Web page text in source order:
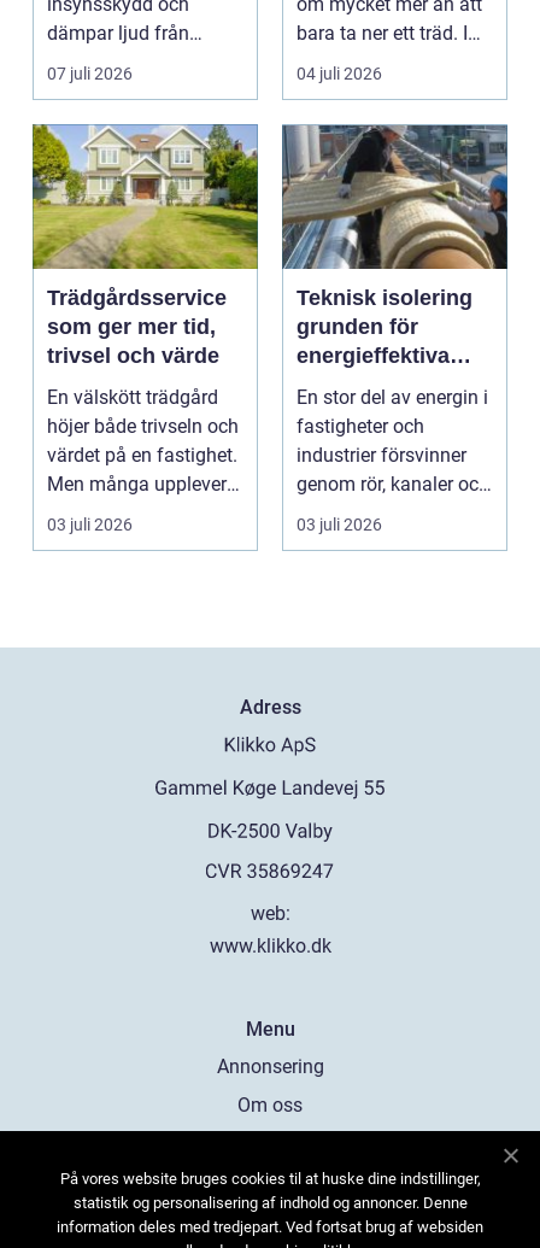
dämpar ljud från
vägen. Samtidigt kan
häck...
07 juli 2026
bara ta ner ett träd. I
e...
04 juli 2026
Trädgårdsservice
som ger mer tid,
trivsel och värde
En välskött trädgård
höjer både trivseln och
värdet på en fastighet.
Men många upplever
att tiden, o...
03 juli 2026
Teknisk isolering
grunden för
energieffektiva
och säkra
byggnader
En stor del av energin i
fastigheter och
industrier försvinner
genom rör, kanaler och
tekniska insta...
03 juli 2026
Adress
web:
www.klikko.dk
Menu
Annonsering
Om oss
Kontakta oss
Sitemap
På vores website bruges cookies til at huske dine indstillinger,
statistik og personalisering af indhold og annoncer. Denne
information deles med tredjepart. Ved fortsat brug af websiden